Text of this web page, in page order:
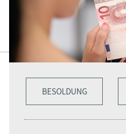
BESOLDUNG